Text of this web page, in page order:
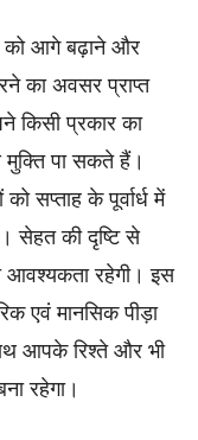
को आगे बढ़ाने और
का अवसर प्राप्त
प्रकार का
पा सकते हैं।
को सप्ताह के पूर्वार्ध में
सेहत की दृष्टि से
आवश्यकता रहेगी। इस
एवं मानसिक पीड़ा
आपके रिश्ते और भी
रहेगा।